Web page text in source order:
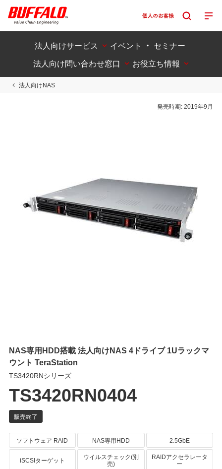
法人向けサービス
イベント ・ セミナー
法人向け問い合わせ窓口
お役立ち情報
法人向けNAS
発売時期:2019年9月
NAS専用HDD搭載 法人向けNAS 4ドライブ 1Uラックマ
ウント TeraStation
TS3420RNシリーズ
TS3420RN0404
ソフトウェア RAID NAS専用HDD 2.5GbE
iSCSIターゲット ウイルスチェック(別
売)
RAIDアクセラレータ
ー